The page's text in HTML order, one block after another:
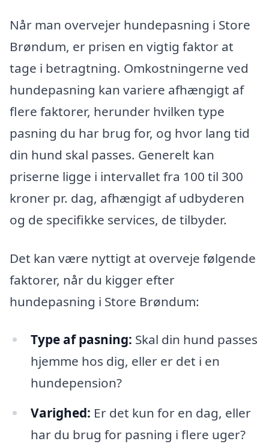
Når man overvejer hundepasning i Store
Brøndum, er prisen en vigtig faktor at
tage i betragtning. Omkostningerne ved
hundepasning kan variere afhængigt af
flere faktorer, herunder hvilken type
pasning du har brug for, og hvor lang tid
din hund skal passes. Generelt kan
priserne ligge i intervallet fra 100 til 300
kroner pr. dag, afhængigt af udbyderen
og de specifikke services, de tilbyder.
Det kan være nyttigt at overveje følgende
faktorer, når du kigger efter
hundepasning i Store Brøndum:
Type af pasning: Skal din hund passes
hjemme hos dig, eller er det i en
hundepension?
Varighed: Er det kun for en dag, eller
har du brug for pasning i flere uger?